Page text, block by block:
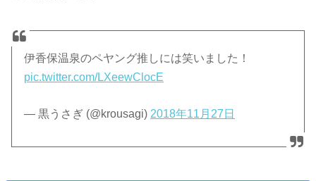
伊香保温泉のペヤング推しには笑いました！
pic.twitter.com/LXeewClocE
— 黒うさぎ (@krousagi) 2018年11月27日